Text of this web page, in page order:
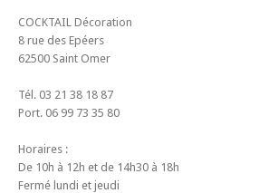
COCKTAIL Décoration
8 rue des Epéers
62500 Saint Omer
Tél. 03 21 38 18 87
Port. 06 99 73 35 80
Horaires :
De 10h à 12h et de 14h30 à 18h
Fermé lundi et jeudi